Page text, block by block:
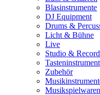
Blasinstrumente
DJ Equipment
Drums &
Licht & Bühne
Live
Studio &
Zubehör
Musikspielwaren